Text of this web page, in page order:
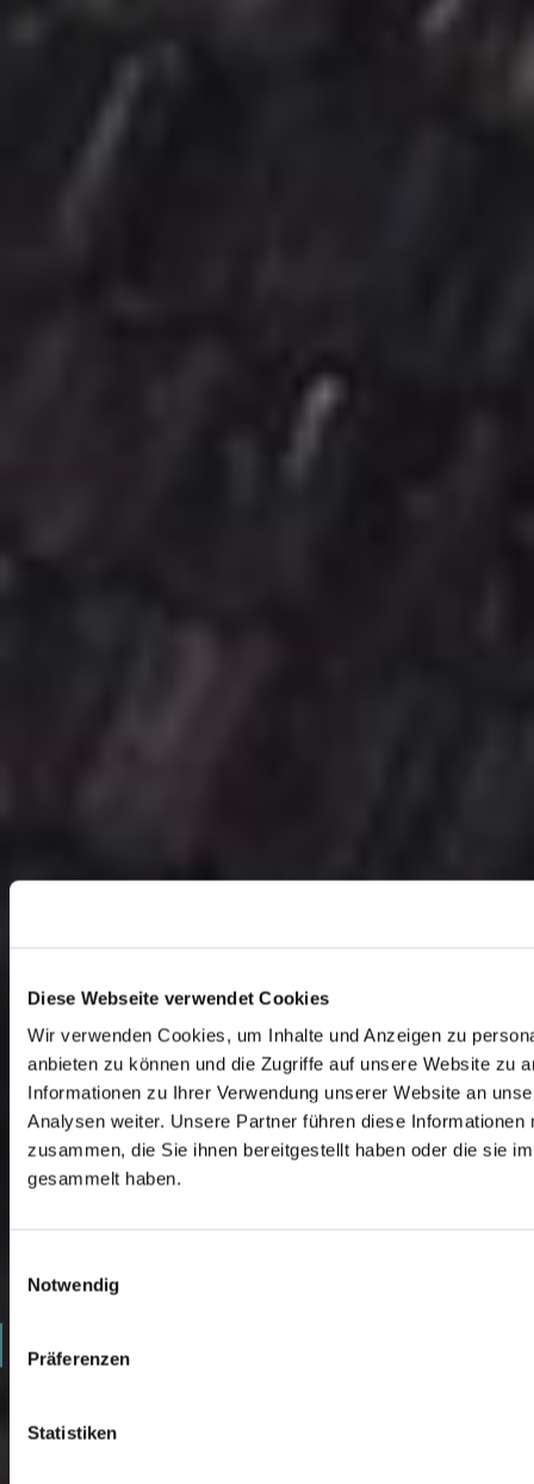
Diese Webseite verwendet Cookies
Wir verwenden Cookies, um Inhalte und Anzeigen zu
anbieten zu können und die Zugriffe auf unsere Website zu
Informationen zu Ihrer Verwendung unserer Website an
Analysen weiter. Unsere Partner führen diese
zusammen, die Sie ihnen bereitgestellt haben oder die sie
gesammelt haben.
Notwendig
Präferenzen
Statistiken
2